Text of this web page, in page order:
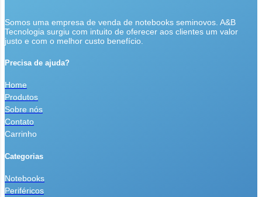
Somos uma empresa de venda de notebooks seminovos. A&B
Tecnologia surgiu com intuito de oferecer aos clientes um valor
justo e com o melhor custo benefício.
Precisa de ajuda?
Home
Produtos
Sobre nós
Contato
Carrinho
Categorias
Notebooks
Periféricos